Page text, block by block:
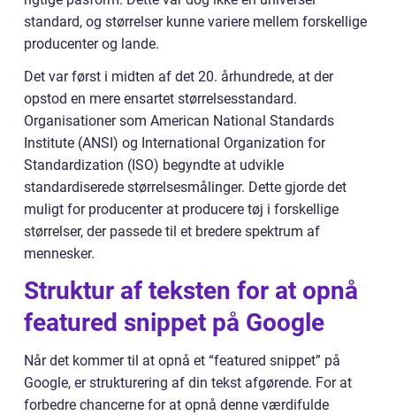
standard, og størrelser kunne variere mellem forskellige
producenter og lande.
Det var først i midten af det 20. århundrede, at der
opstod en mere ensartet størrelsesstandard.
Organisationer som American National Standards
Institute (ANSI) og International Organization for
Standardization (ISO) begyndte at udvikle
standardiserede størrelsesmålinger. Dette gjorde det
muligt for producenter at producere tøj i forskellige
størrelser, der passede til et bredere spektrum af
mennesker.
Struktur af teksten for at opnå
featured snippet på Google
Når det kommer til at opnå et “featured snippet” på
Google, er strukturering af din tekst afgørende. For at
forbedre chancerne for at opnå denne værdifulde